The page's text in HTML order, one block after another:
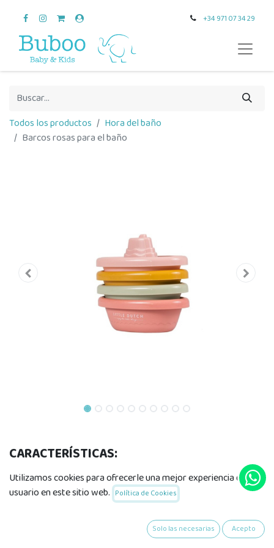
+34 971 07 34 29
Todos los productos
Hora del baño
Barcos rosas para el baño
CARACTERÍSTICAS:
Material: plástico
Medidas: 12 x 6cm
Edad recomendada: +6 meses.
Utilizamos cookies para ofrecerle una mejor experiencia de
usuario en este sitio web. Política de Cookies
Solo las necesarias Acepto